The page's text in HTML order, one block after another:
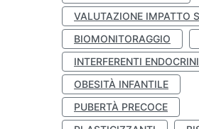
VALUTAZIONE IMPATTO
BIOMONITORAGGIO
INTERFERENTI ENDOCRINI
OBESITÀ INFANTILE
PUBERTÀ PRECOCE